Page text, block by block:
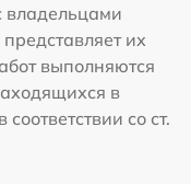
владельцами
их
выполняются
в
со ст.